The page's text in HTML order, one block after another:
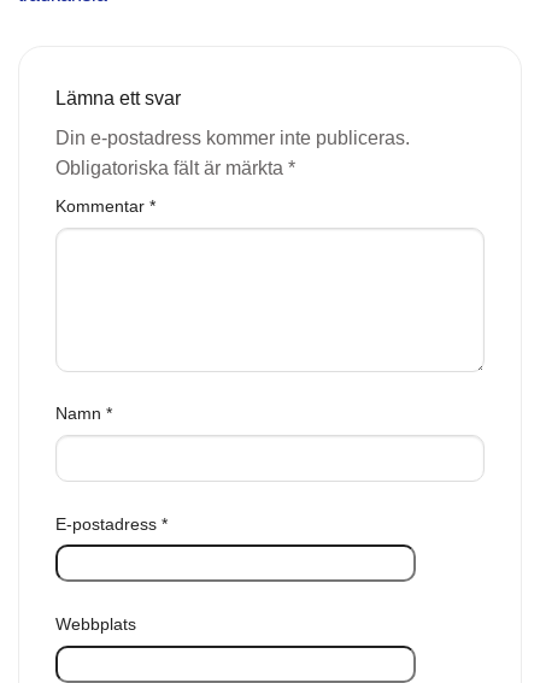
Lämna ett svar
Din e-postadress kommer inte publiceras.
Obligatoriska fält är märkta *
Kommentar *
Namn *
E-postadress *
Webbplats